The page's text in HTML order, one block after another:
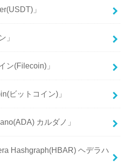
」
」
ン(Filecoin)」
ビットコイン)」
カルダノ」
Hashgraph(HBAR) ヘデラハ